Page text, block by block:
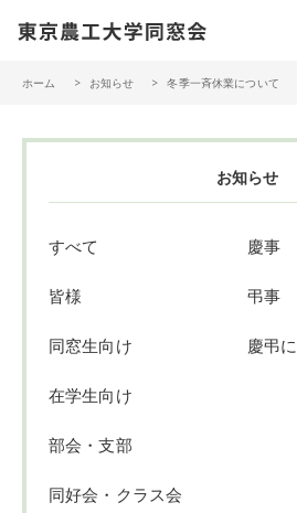
ホーム お知らせ 冬季一斉休業について
お知らせ
すべて
皆様
同窓生向け
在学生向け
部会・支部
同好会・クラス会
慶事
弔事
慶弔